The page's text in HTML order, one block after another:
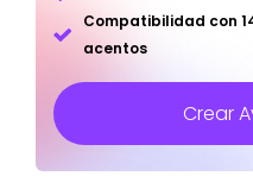
Compatibilidad con
acentos
Crear